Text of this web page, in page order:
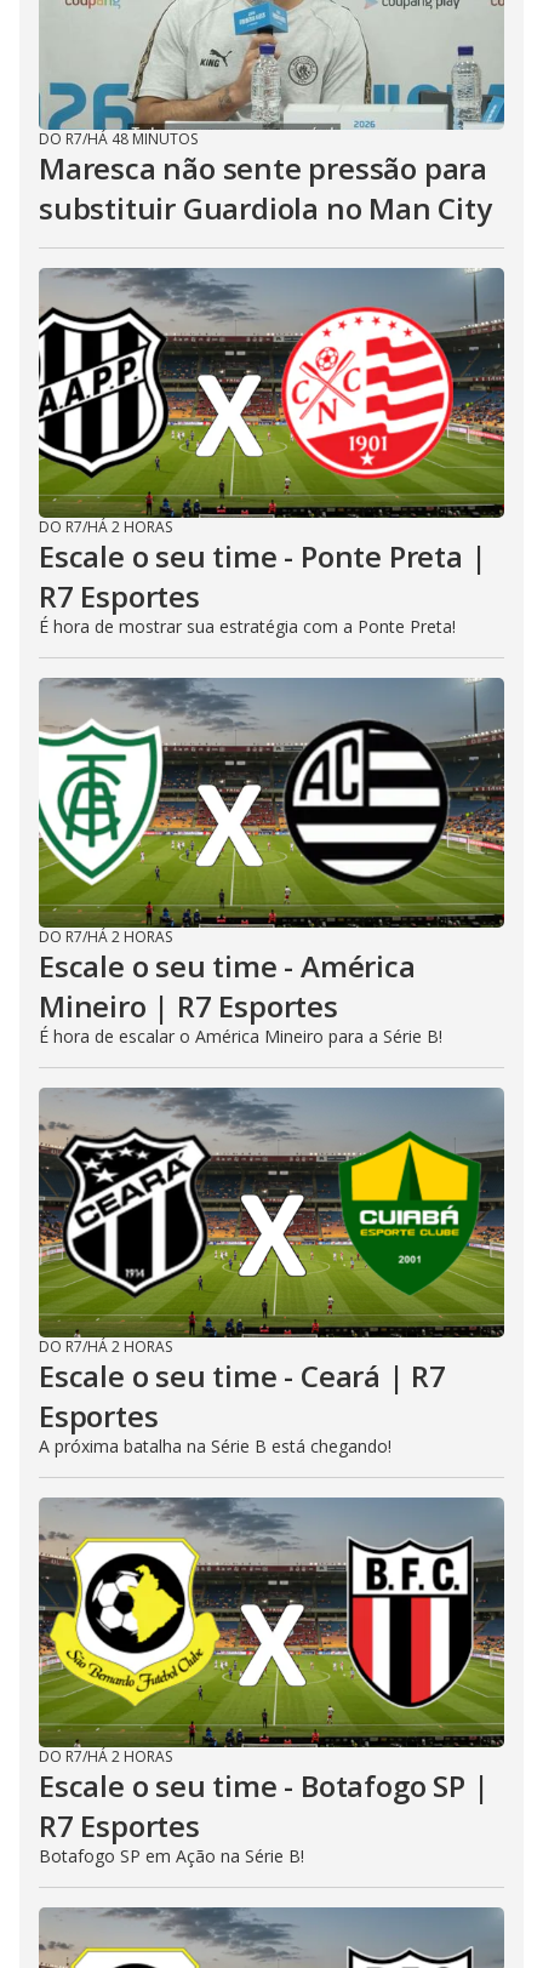
DO R7/HÁ 48 MINUTOS
Maresca não sente pressão para
substituir Guardiola no Man City
DO R7/HÁ 2 HORAS
Escale o seu time - Ponte Preta |
R7 Esportes
É hora de mostrar sua estratégia com a Ponte Preta!
DO R7/HÁ 2 HORAS
Escale o seu time - América
Mineiro | R7 Esportes
É hora de escalar o América Mineiro para a Série B!
DO R7/HÁ 2 HORAS
Escale o seu time - Ceará | R7
Esportes
A próxima batalha na Série B está chegando!
DO R7/HÁ 2 HORAS
Escale o seu time - Botafogo SP |
R7 Esportes
Botafogo SP em Ação na Série B!